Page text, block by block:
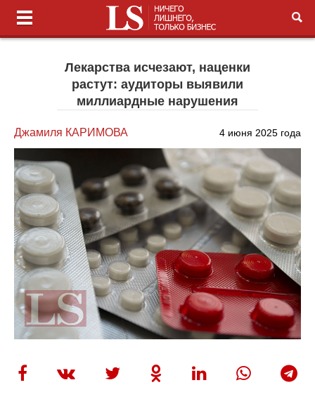
Лекарства исчезают, наценки
растут: аудиторы выявили
миллиардные нарушения
Джамиля КАРИМОВА 4 июня 2025 года